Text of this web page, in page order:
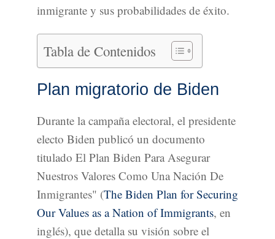
inmigrante y sus probabilidades de éxito.
Tabla de Contenidos
Plan migratorio de Biden
Durante la campaña electoral, el presidente
electo Biden publicó un documento
titulado El Plan Biden Para Asegurar
Nuestros Valores Como Una Nación De
Inmigrantes" (The Biden Plan for Securing
Our Values as a Nation of Immigrants, en
inglés), que detalla su visión sobre el